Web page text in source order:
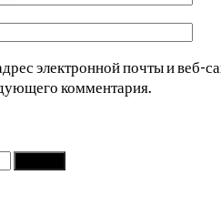
электронной почты и веб-
комментария.